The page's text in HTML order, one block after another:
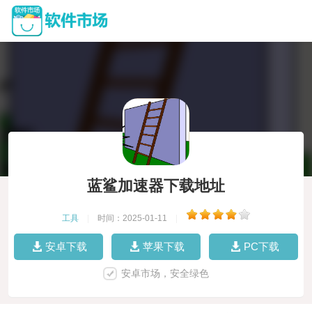
蓝鲨加速器下载地址
工具 时间：2025-01-11
安卓下载 苹果下载 PC下载
安卓市场，安全绿色